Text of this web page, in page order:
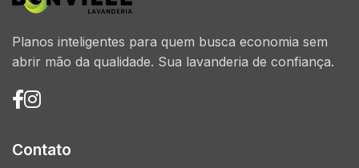
Planos inteligentes para quem busca economia sem
abrir mão da qualidade. Sua lavanderia de confiança.
Contato